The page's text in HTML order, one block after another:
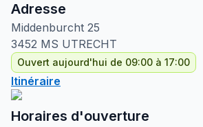
Adresse
Middenburcht 25
3452 MS UTRECHT
Ouvert aujourd'hui de 09:00 à 17:00
Itinéraire
Horaires d'ouverture